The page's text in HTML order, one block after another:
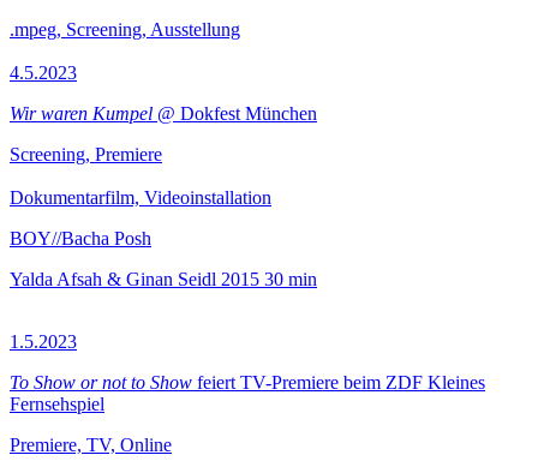
.mpeg, Screening, Ausstellung
4.5.2023
Wir waren Kumpel @ Dokfest München
Screening, Premiere
Dokumentarfilm, Videoinstallation
BOY//Bacha Posh
Yalda Afsah & Ginan Seidl 2015 30 min
1.5.2023
To Show or not to Show feiert TV-Premiere beim ZDF Kleines
Fernsehspiel
Premiere, TV, Online